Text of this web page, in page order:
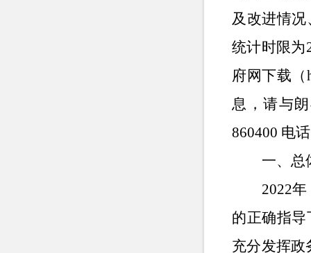
及改进情
统计时限为
府网下载 （
息，请与
860400 电
一、 总
2022
的正确指
充分发挥政